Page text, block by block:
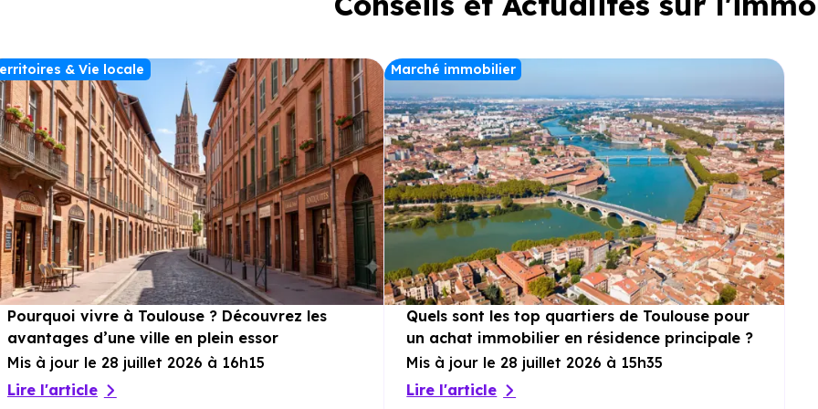
& Vie locale
Pourquoi vivre à Toulouse ? Découvrez les
avantages d’une ville en plein essor
Mis à jour le 28 juillet 2026 à 16h15
Lire l'article
Marché immobilier
Quels sont les top quartiers de Toulouse pour
un achat immobilier en résidence principale ?
Mis à jour le 28 juillet 2026 à 15h35
Lire l'article